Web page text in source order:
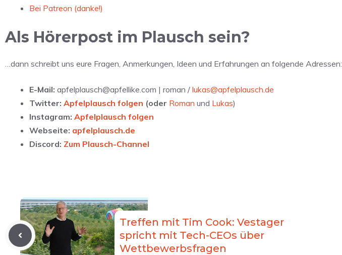
Bei Patreon (danke!)
Als Hörerpost im Plausch sein?
…dann schreibt uns eure Fragen, Anmerkungen, Ideen und Erfahrungen an folgende Adressen:
E-Mail: apfelplausch@apfellike.com | roman / lukas@apfelplausch.de
Twitter: Apfelplausch folgen (oder Roman und Lukas)
Instagram: Apfelplausch folgen
Webseite: apfelplausch.de
Discord: Zum Plausch-Channel
Treffen mit Tim Cook: Vestager
spricht mit Tech-CEOs über
Wettbewerbsfragen